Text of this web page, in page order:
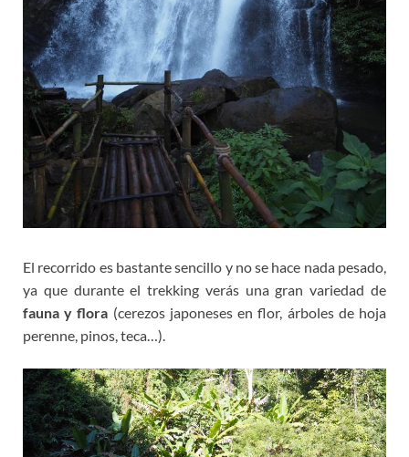
El recorrido es bastante sencillo y no se hace nada pesado,
ya que durante el trekking verás una gran variedad de
fauna y flora (cerezos japoneses en flor, árboles de hoja
perenne, pinos, teca…).